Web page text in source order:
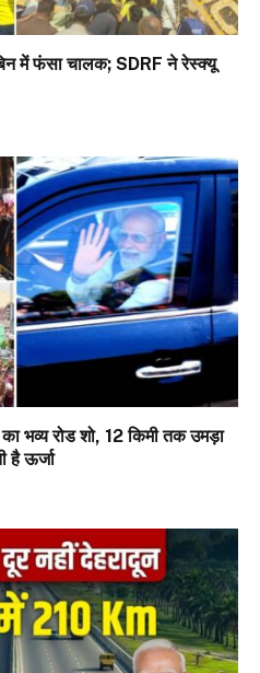
में फंसा चालक; SDRF ने रेस्क्यू
का भव्य रोड शो, 12 किमी तक उमड़ा
है ऊर्जा